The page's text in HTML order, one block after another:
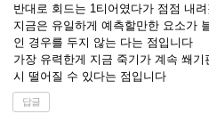
반대로 회드는 1티어였다가 점점 내
지금은 유일하게 예측할만한 요소가
인 경우를 두지 않는 다는 점입니다
가장 유력한게 지금 죽기가 계속 쐐
시 떨어질 수 있다는 점입니다
답글